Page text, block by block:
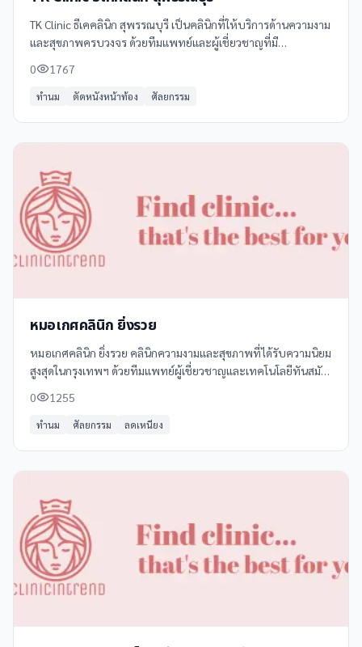
TK Clinic ธีเคคลินิก สุพรรณบุรี เป็นคลินิกที่ให้บริการด้านความงาม
และสุขภาพครบวงจร ด้วยทีมแพทย์และผู้เชี่ยวชาญที่มี
ต้องการของลูกค้าทุกคนอย่างมีคุณภาพ
0 1767
ทำนม ตัดหนังหน้าท้อง ศัลยกรรม
หมอเกศคลินิก ยิ่งรวย
หมอเกศคลินิก ยิ่งรวย คลินิกความงามและสุขภาพที่ได้รับความนิยม
สูงสุดในกรุงเทพฯ ด้วยทีมแพทย์ผู้เชี่ยวชาญและเทคโนโลยีทันสมัย
0 1255
ทำนม ศัลยกรรม ลดเหนียง